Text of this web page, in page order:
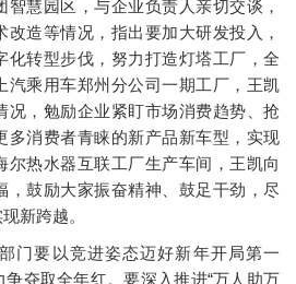
慧园区，与企业负责人亲切交谈，
造等情况，指出要加大研发投入，
化转型步伐，努力打造灯塔工厂，全
汽乘用车郑州分公司一期工厂，王凯
况，勉励企业紧盯市场消费趋势、抢
多消费者青睐的新产品新车型，实现
尔热水器互联工厂生产车间，王凯向
，鼓励大家振奋精神、鼓足干劲，尽
新跨越。
要以竞进姿态迈好新年开局第一
夺取全年红。要深入推进“万人助万